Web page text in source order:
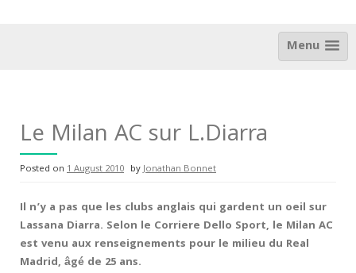
Menu
Le Milan AC sur L.Diarra
Posted on 1 August 2010 byJonathan Bonnet
Il n’y a pas que les clubs anglais qui gardent un oeil sur
Lassana Diarra. Selon le Corriere Dello Sport, le Milan AC
est venu aux renseignements pour le milieu du Real
Madrid, âgé de 25 ans.